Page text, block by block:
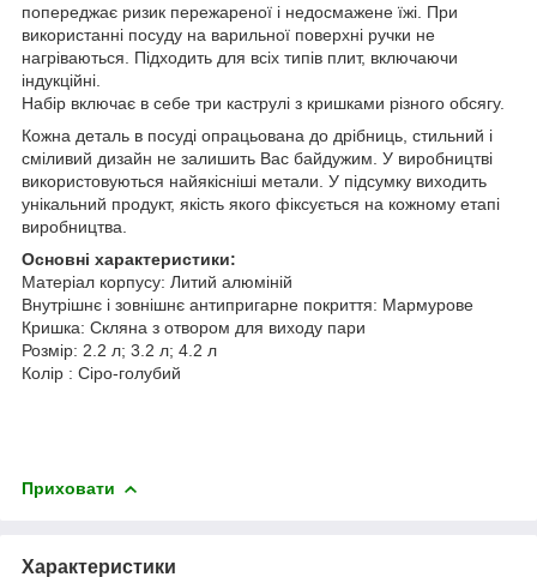
попереджає ризик пережареної і недосмажене їжі. При
використанні посуду на варильної поверхні ручки не
нагріваються. Підходить для всіх типів плит, включаючи
індукційні.
Набір включає в себе три каструлі з кришками різного обсягу.
Кожна деталь в посуді опрацьована до дрібниць, стильний і
сміливий дизайн не залишить Вас байдужим. У виробництві
використовуються найякісніші метали. У підсумку виходить
унікальний продукт, якість якого фіксується на кожному етапі
виробництва.
Основні характеристики:
Матеріал корпусу: Литий алюміній
Внутрішнє і зовнішнє антипригарне покриття: Мармурове
Кришка: Скляна з отвором для виходу пари
Розмір: 2.2 л; 3.2 л; 4.2 л
Колір : Сіро-голубий
Приховати
Характеристики